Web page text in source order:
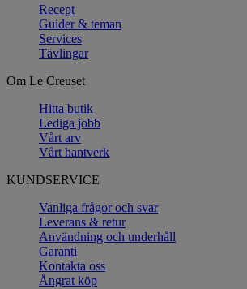
Recept
Guider & teman
Services
Tävlingar
Om Le Creuset
Hitta butik
Lediga jobb
Vårt arv
Vårt hantverk
KUNDSERVICE
Vanliga frågor och svar
Leverans & retur
Användning och underhåll
Garanti
Kontakta oss
Ångrat köp